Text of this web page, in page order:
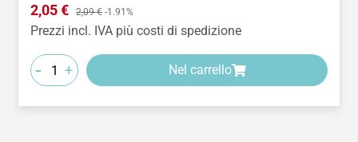
Prezzo di vendita:
2,05 € Prezzo normale:
2,09 € -1.91%
Prezzi incl. IVA più costi di spedizione
- + Nel carrello